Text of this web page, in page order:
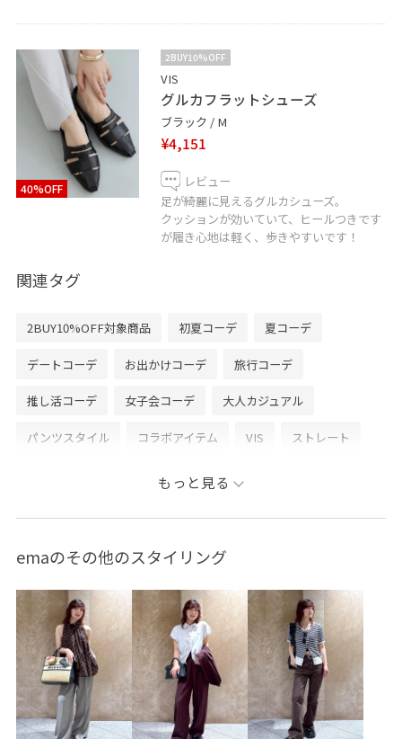
40%OFF
2BUY10%OFF
VIS
グルカフラットシューズ
ブラック / M
¥4,151
レビュー
足が綺麗に見えるグルカシューズ。
クッションが効いていて、ヒールつきです
が履き心地は軽く、歩きやすいです！
関連タグ
2BUY10%OFF対象商品 初夏コーデ 夏コーデ
デートコーデ お出かけコーデ 旅行コーデ
推し活コーデ 女子会コーデ 大人カジュアル
パンツスタイル コラボアイテム VIS ストレート
低身長 トップス
テーラードジャケット
バンダナ/スカーフ BVA16010 BVM76100
BVN16050 BVS36200 BVV36200 BVX36110
26officecasual Exclusive_GW LightAiry
outer_pickup Tシャツ UVケア vispolo26vol6
もっと見る
emaのその他のスタイリング